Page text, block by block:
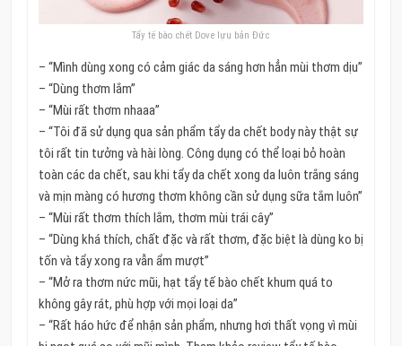
Tẩy tế bào chết Dove lựu bản Đức
– “Mình dùng xong có cảm giác da sáng hơn hẳn mùi thơm dịu”
– “Dùng thơm lắm”
– “Mùi rất thơm nhaaa”
– “Tôi đã sử dụng qua sản phẩm tẩy da chết body này thật sự
tôi rất tin tưởng và hài lòng. Công dụng có thể loại bỏ hoàn
toàn các da chết, sau khi tẩy da chết xong da luôn trắng sáng
và mịn màng có hương thơm không cần sử dụng sữa tắm luôn”
– “Mùi rất thơm thích lắm, thơm mùi trái cây”
– “Dùng khá thích, chất đặc và rất thơm, đặc biệt là dùng ko bị
tốn và tẩy xong ra vẫn ẩm mượt”
– “Mở ra thơm nức mũi, hạt tẩy tế bào chết khum quá to
không gây rát, phù hợp với mọi loại da”
– “Rất háo hức để nhận sản phẩm, nhưng hơi thất vọng vì mùi